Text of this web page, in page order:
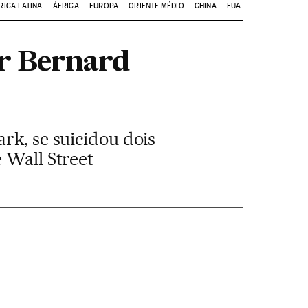
LATINA ÁFRICA EUROPA ORIENTE MÉDIO CHINA EUA
Bernard
se suicidou dois
Wall Street